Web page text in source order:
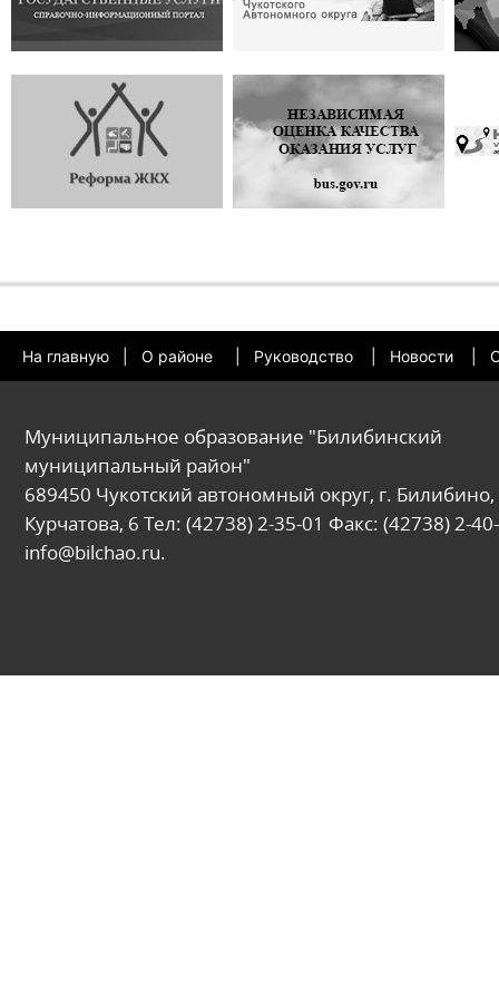
На главную О районе Руководство Новости
Муниципальное образование "Билибинский
муниципальный район"
689450 Чукотский автономный округ, г. Билибино,
Курчатова, 6 Тел: (42738) 2-35-01 Факс: (42738) 2-
info@bilchao.ru.